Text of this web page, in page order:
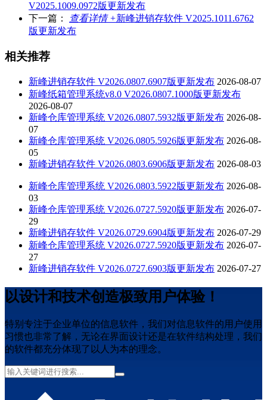
V2025.1009.0972版更新发布
下一篇：
查看详情 +新峰进销存软件 V2025.1011.6762
版更新发布
相关推荐
新峰进销存软件 V2026.0807.6907版更新发布 2026-08-07
新峰纸箱管理系统v8.0 V2026.0807.1000版更新发布
2026-08-07
新峰仓库管理系统 V2026.0807.5932版更新发布 2026-08-
07
新峰仓库管理系统 V2026.0805.5926版更新发布 2026-08-
05
新峰进销存软件 V2026.0803.6906版更新发布 2026-08-03
新峰仓库管理系统 V2026.0803.5922版更新发布 2026-08-
03
新峰仓库管理系统 V2026.0727.5920版更新发布 2026-07-
29
新峰进销存软件 V2026.0729.6904版更新发布 2026-07-29
新峰仓库管理系统 V2026.0727.5920版更新发布 2026-07-
27
新峰进销存软件 V2026.0727.6903版更新发布 2026-07-27
以设计和技术创造极致用户体验！
特别专注于企业单位的信息软件，我们对信息软件的用户使用
习惯也非常了解，无论在界面设计还是在软件结构处理，我们
的软件都充分体现了以人为本的理念。